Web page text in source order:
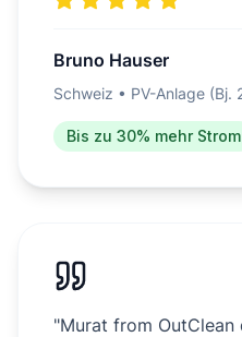
Bruno Hauser
Schweiz • PV-Anlage (Bj.
Bis zu 30% mehr Strom
"Murat from